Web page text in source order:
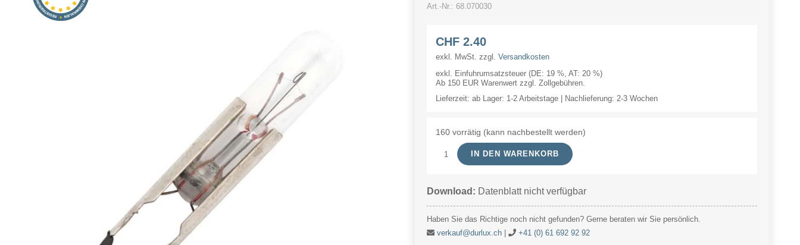
Art.-Nr.: 68.070030
CHF2.40
exkl. MwSt. zzgl. Versandkosten
exkl. Einfuhrumsatzsteuer (DE: 19 %, AT: 20 %)
Ab 150 EUR Warenwert zzgl. Zollgebühren.
Lieferzeit: ab Lager: 1-2 Arbeitstage | Nachlieferung: 2-3 Wochen
160 vorrätig (kann nachbestellt werden)
T6.8G
30mA
Menge
IN DEN WARENKORB
Download: Datenblatt nicht verfügbar
Haben Sie das Richtige noch nicht gefunden? Gerne beraten wir Sie persönlich.
verkauf@durlux.ch| +41 (0) 61 692 92 92